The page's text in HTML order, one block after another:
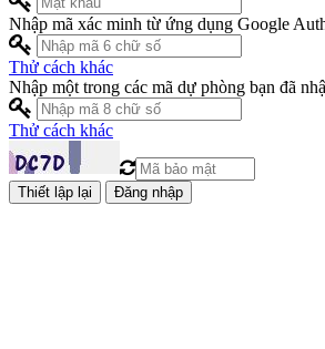
Nhập mã xác minh từ ứng dụng Google
Thử cách khác
Nhập một trong các mã dự phòng bạn đã
Thử cách khác
Đăng nhập